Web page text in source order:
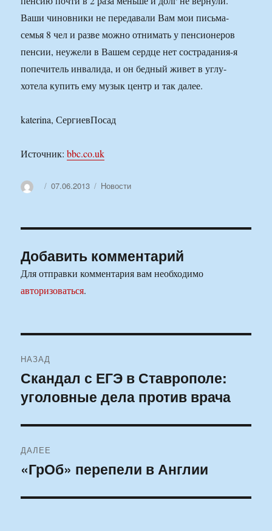
Ваши чиновники не передавали Вам мои письма-
семья 8 чел и разве можно отнимать у пенсионеров
пенсии, неужели в Вашем сердце нет сострадания-я
попечитель инвалида, и он бедный живет в углу-
хотела купить ему музык центр и так далее.
katerina, СергиевПосад
Источник:bbc.co.uk
АвторОпубликовано
07.06.2013 Рубрики
Новости
Добавить комментарий
Для отправки комментария вам необходимо
авторизоваться.
по
записям
НАЗАД
Предыдущая
запись:
Скандал с ЕГЭ в Ставрополе:
уголовные дела против врача
ДАЛЕЕ
Следующая
«ГрОб» перепели в Англии